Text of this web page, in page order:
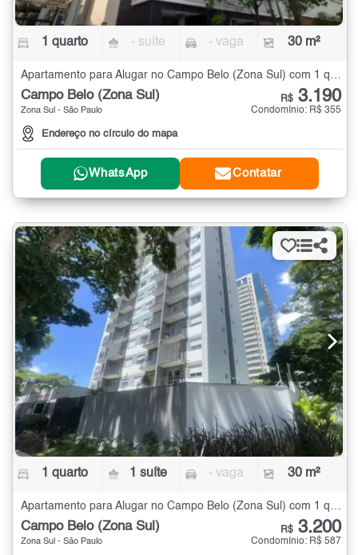
1 quarto - suíte - vaga 30 m²
Campo Belo (Zona Sul)
Zona Sul - São Paulo
Endereço no círculo do mapa
R$ 3.190
Condomínio: R$ 355
WhatsApp Contatar
1 quarto 1 suíte - vaga 30 m²
Campo Belo (Zona Sul)
Zona Sul - São Paulo
R$ 3.200
Condomínio: R$ 587